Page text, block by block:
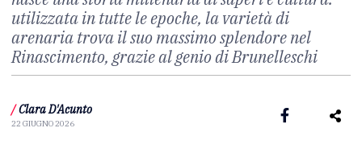
utilizzata in tutte le epoche, la varietà di
arenaria trova il suo massimo splendore nel
Rinascimento, grazie al genio di Brunelleschi
/ Clara D'Acunto
22 GIUGNO 2026